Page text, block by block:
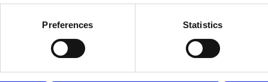
Preferences Statistics
multe cazuri, dificultățile de vorbire pot afecta
suport emoțional pentru a ajuta pacienții să-și